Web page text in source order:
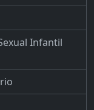
Infantil